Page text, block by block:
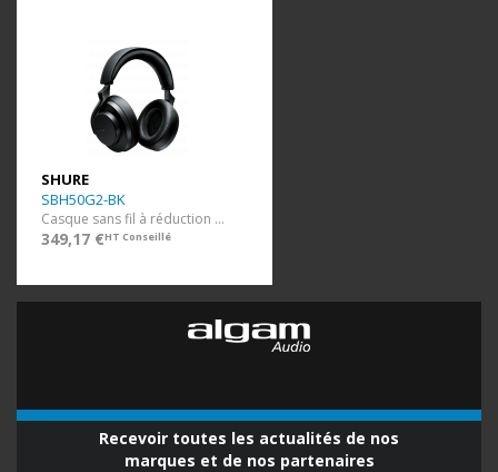
SHURE
SBH50G2-BK
Casque sans fil à réduction de bruit AONIC 50 Gen 2 - Noir
349,17 €HT Conseillé
Recevoir toutes les actualités de nos
marques et de nos partenaires